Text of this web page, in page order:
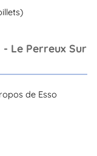
- Le Perreux Sur
de Esso